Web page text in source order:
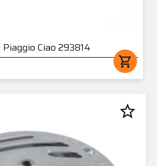
Ciao 293814
shopping_cart
star_border